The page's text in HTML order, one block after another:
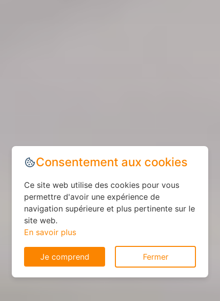
Consentement aux cookies
Ce site web utilise des cookies pour vous
permettre d'avoir une expérience de
navigation supérieure et plus pertinente sur le
site web.
En savoir plus
Je comprend Fermer